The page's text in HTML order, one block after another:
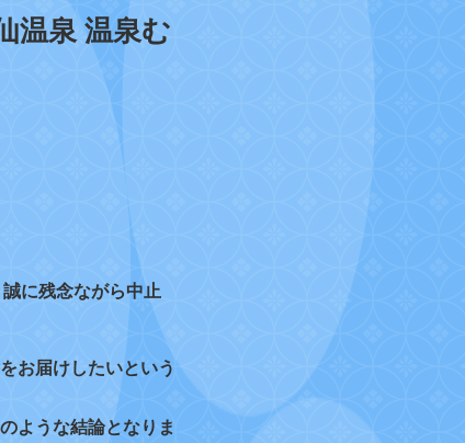
温泉 温泉む
に残念ながら中止
お届けしたいという
ような結論となりま